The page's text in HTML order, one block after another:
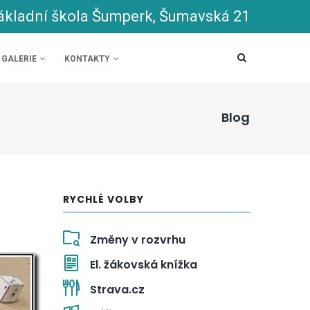
škola Šumperk, Šumavská 21
GALERIE KONTAKTY
Blog
RYCHLÉ VOLBY
Změny v rozvrhu
El. žákovská knížka
Strava.cz